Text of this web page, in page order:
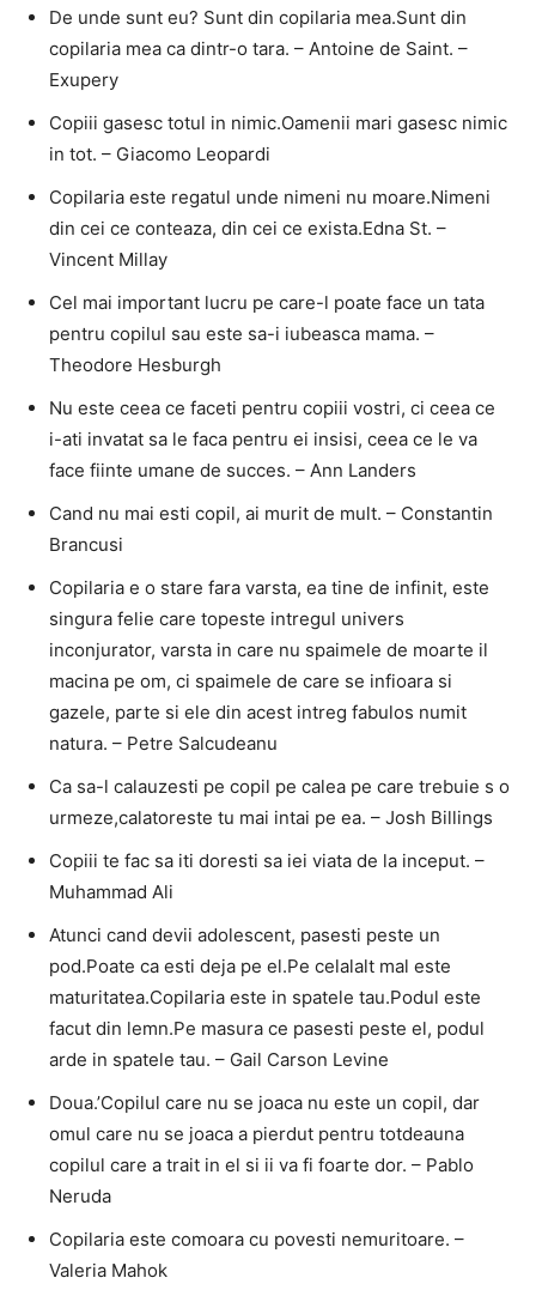
De unde sunt eu? Sunt din copilaria mea.Sunt din
copilaria mea ca dintr-o tara. – Antoine de Saint. –
Exupery
Copiii gasesc totul in nimic.Oamenii mari gasesc nimic
in tot. – Giacomo Leopardi
Copilaria este regatul unde nimeni nu moare.Nimeni
din cei ce conteaza, din cei ce exista.Edna St. –
Vincent Millay
Cel mai important lucru pe care-l poate face un tata
pentru copilul sau este sa-i iubeasca mama. –
Theodore Hesburgh
Nu este ceea ce faceti pentru copiii vostri, ci ceea ce
i-ati invatat sa le faca pentru ei insisi, ceea ce le va
face fiinte umane de succes. – Ann Landers
Cand nu mai esti copil, ai murit de mult. – Constantin
Brancusi
Copilaria e o stare fara varsta, ea tine de infinit, este
singura felie care topeste intregul univers
inconjurator, varsta in care nu spaimele de moarte il
macina pe om, ci spaimele de care se infioara si
gazele, parte si ele din acest intreg fabulos numit
natura. – Petre Salcudeanu
Ca sa-l calauzesti pe copil pe calea pe care trebuie s o
urmeze,calatoreste tu mai intai pe ea. – Josh Billings
Copiii te fac sa iti doresti sa iei viata de la inceput. –
Muhammad Ali
Atunci cand devii adolescent, pasesti peste un
pod.Poate ca esti deja pe el.Pe celalalt mal este
maturitatea.Copilaria este in spatele tau.Podul este
facut din lemn.Pe masura ce pasesti peste el, podul
arde in spatele tau. – Gail Carson Levine
Doua.’Copilul care nu se joaca nu este un copil, dar
omul care nu se joaca a pierdut pentru totdeauna
copilul care a trait in el si ii va fi foarte dor. – Pablo
Neruda
Copilaria este comoara cu povesti nemuritoare. –
Valeria Mahok